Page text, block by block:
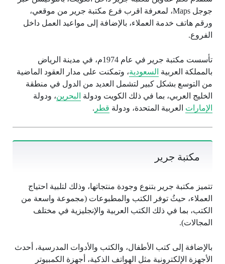
جوجل Maps، لمعرفة اقرب فرع مكتبة جرير من موقعي،
ورقم هاتف خدمة العملاء، بالإضافة إلى مواعيد العمل داخل
الفروع.
تأسست مكتبة جرير في عام 1974م، في مدينة الرياض
بالمملكة العربية السعودية، وتمكنت على مدار العقود الماضية
من التوسع بشكل كبير لتشمل العديد من الدول في منطقة
الخليج العربي، بما في ذلك الكويت ودولة البحرين، ودولة
الإمارات العربية المتحدة، ودولة قطر .
مكتبة جرير
تتميز مكتبة جرير بتنوع وجودة منتجاتها، وذلك لتلبية احتياج
العملاء، حيثُ توفر الكتب والمطبوعات (مجموعة واسعة من
الكتب، بما في ذلك الكتب العربية والإنجليزية في مختلف
المجالات).
بالإضافة إلى كتب الأطفال، والكتب والأدوات المدرسية، أحدث
الأجهزة الإلكترونية مثل الهواتف الذكية، أجهزة الكمبيوتر